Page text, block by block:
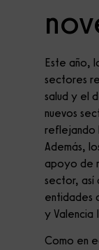
Este año,
sectores
salud y el
nuevos
reflejando
Además,
apoyo de
sector, así
entidades
y Valencia
Como en